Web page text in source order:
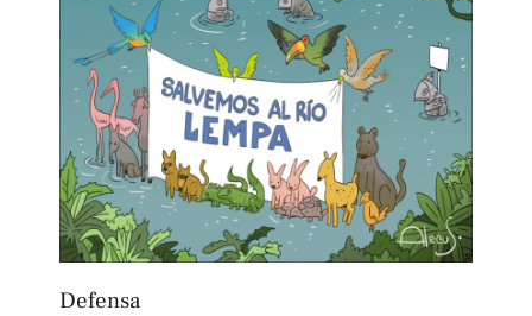
Defensa